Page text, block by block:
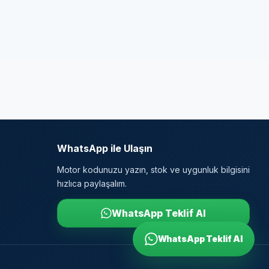
WhatsApp ile Ulaşın
Motor kodunuzu yazın, stok ve uygunluk bilgisini
hızlıca paylaşalım.
WhatsApp Teklif Al
WhatsApp Teklif Al